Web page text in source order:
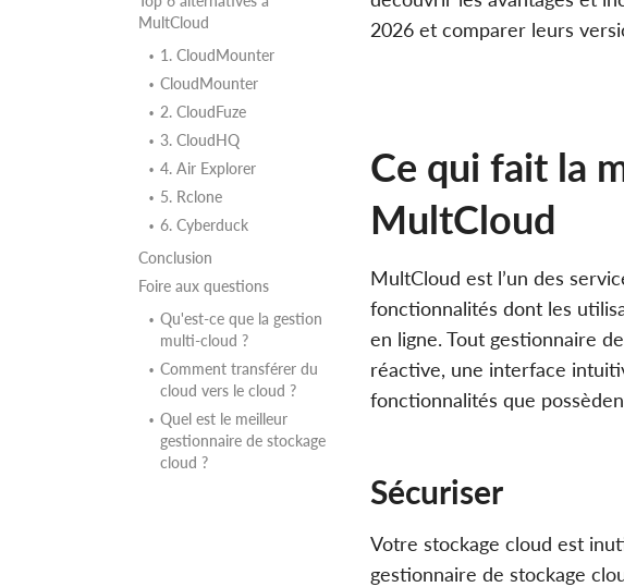
MultCloud
1. CloudMounter
CloudMounter
2. CloudFuze
3. CloudHQ
4. Air Explorer
5. Rclone
6. Cyberduck
Conclusion
Foire aux questions
Qu'est-ce que la gestion
multi-cloud ?
Comment transférer du
cloud vers le cloud ?
Quel est le meilleur
gestionnaire de stockage
cloud ?
2026 et comparer leurs
Ce qui fait la
MultCloud
MultCloud est l’un des
fonctionnalités dont les
en ligne. Tout gestionnaire
réactive, une interface
fonctionnalités que
Sécuriser
Votre stockage cloud est
gestionnaire de stockage